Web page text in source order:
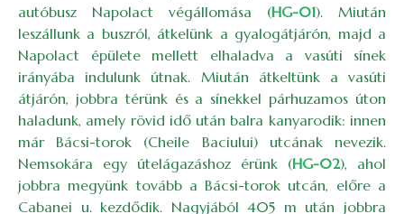
autóbusz Napolact végállomása (HG-01). Miután
leszállunk a buszról, átkelünk a gyalogátjárón, majd a
Napolact épülete mellett elhaladva a vasúti sínek
irányába indulunk útnak. Miután átkeltünk a vasúti
átjárón, jobbra térünk és a sínekkel párhuzamos úton
haladunk, amely rövid idő után balra kanyarodik: innen
már Bácsi-torok (Cheile Baciului) utcának nevezik.
Nemsokára egy útelágazáshoz érünk (HG-02), ahol
jobbra megyünk tovább a Bácsi-torok utcán, előre a
Cabanei u. kezdődik. Nagyjából 405 m után jobbra